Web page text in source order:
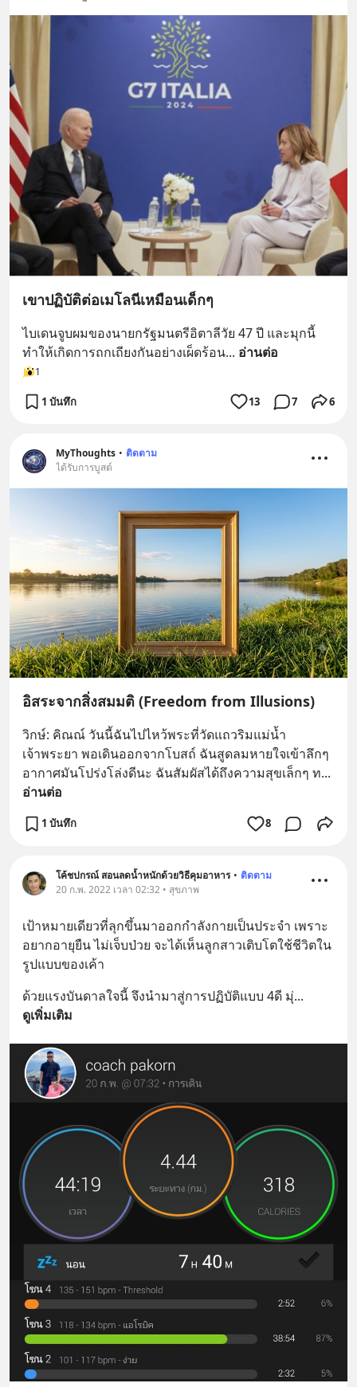
เขาปฏิบัติต่อเมโลนีเหมือนเด็กๆ
ไบเดนจูบผมของนายกรัฐมนตรีอิตาลีวัย 47 ปี และมุกนี้
ทำให้เกิดการถกเถียงกันอย่างเผ็ดร้อน... อ่านต่อ
1
1 บันทึก 13 7 6
MyThoughts • ติดตาม
ได้รับการบูสต์
อิสระจากสิ่งสมมติ (Freedom from Illusions)
วิกษ์: คิณณ์ วันนี้ฉันไปไหว้พระที่วัดแถวริมแม่น้ำ
เจ้าพระยา พอเดินออกจากโบสถ์ ฉันสูดลมหายใจเข้าลึกๆ
อากาศมันโปร่งโล่งดีนะ ฉันสัมผัสได้ถึงความสุขเล็กๆ ท
อ่านต่อ
1 บันทึก 8
โค้ชปกรณ์ สอนลดน้ำหนักด้วยวิธีคุมอาหาร • ติดตาม
20 ก.พ. 2022 เวลา 02:32 • สุขภาพ
เป้าหมายเดียวที่ลุกขึ้นมาออกกำลังกายเป็นประจำ เพราะ
อยากอายุยืน ไม่เจ็บป่วย จะได้เห็นลูกสาวเติบโตใช้ชีวิตใน
รูปแบบของเค้า
ด้วยแรงบันดาลใจนี้ จึงนำมาสู่การปฏิบัติแบบ 4ดี มุ่...
ดูเพิ่มเติม